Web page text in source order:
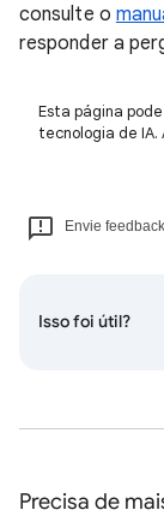
consulte o
responder a
Esta página
tecnologia de IA.
Envie
Isso foi útil?
Precisa de